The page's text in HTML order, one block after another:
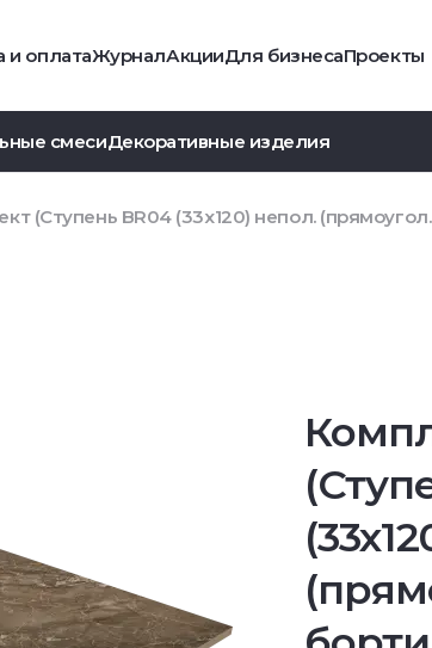
и оплатаЖурналАкцииДля бизнесаПроекты
смесиДекоративные изделия
(Ступень BR04 (33x120) непол.